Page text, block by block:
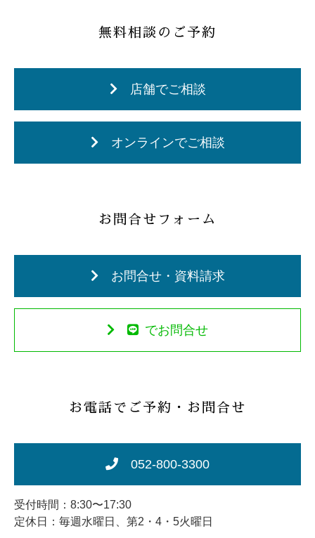
無料相談のご予約
店舗でご相談
オンラインでご相談
お問合せフォーム
お問合せ・資料請求
でお問合せ
お電話でご予約・お問合せ
052-800-3300
受付時間：8:30〜17:30
定休日：毎週水曜日、第2・4・5火曜日